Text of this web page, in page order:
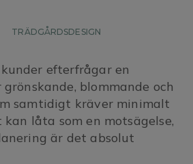
TRÄDGÅRDSDESIGN
efterfrågar en
blommande och
samtidigt kräver minimalt
kan låta som en motsägelse,
är det absolut